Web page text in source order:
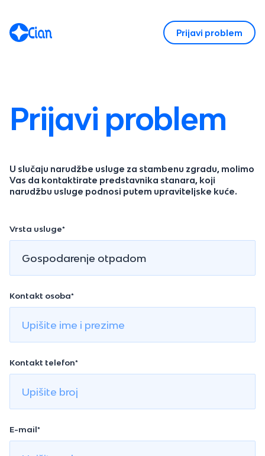
Prijavi problem
Prijavi problem
U slučaju narudžbe usluge za stambenu zgradu, molimo
Vas da kontaktirate predstavnika stanara, koji
narudžbu usluge podnosi putem upraviteljske kuće.
Vrsta usluge*
Kontakt osoba*
Kontakt telefon*
E-mail*